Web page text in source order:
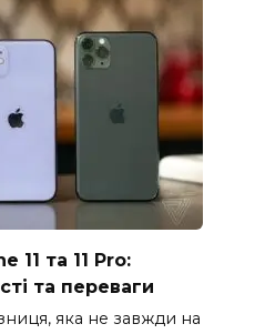
11 та 11 Pro:
та переваги
яка не завжди на